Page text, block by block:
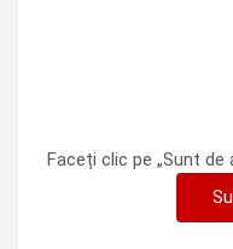
Faceți clic pe „Sunt